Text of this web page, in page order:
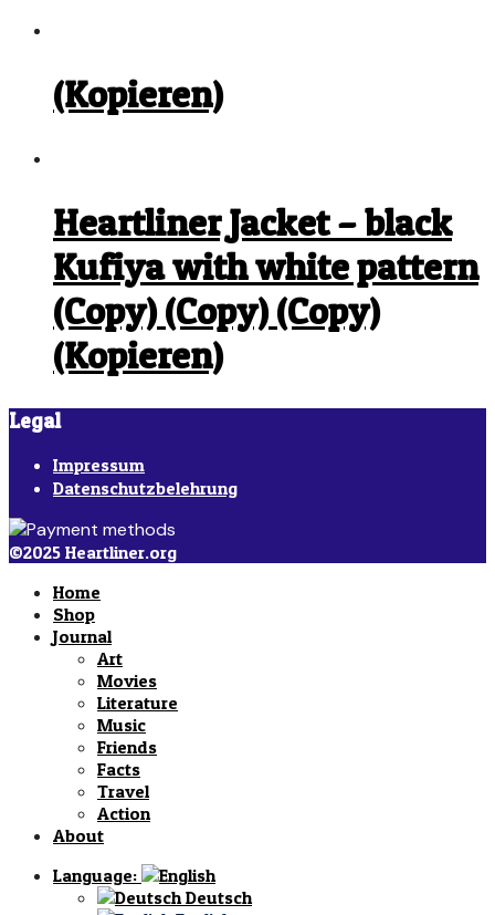
(Kopieren)
Heartliner Jacket – black
Kufiya with white pattern
(Copy) (Copy) (Copy)
(Kopieren)
Legal
Impressum
Datenschutzbelehrung
©2025 Heartliner.org
Home
Shop
Journal
Art
Movies
Literature
Music
Friends
Facts
Travel
Action
About
Language:
Deutsch